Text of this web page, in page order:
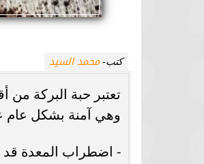
كتب-محمد السيد
تعتبر حبة البركة من
وهي آمنة بشكل عام
- اضطراب المعدة قد